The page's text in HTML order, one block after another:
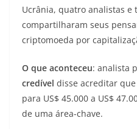
Ucrânia, quatro analistas e
compartilharam seus
criptomoeda por
O que aconteceu: analista
credível disse acreditar
para US$ 45.000 a US$
de uma área-chave.